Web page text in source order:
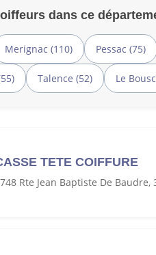
dans ce
Merignac (110) Pessac (75)
Talence (52) Le
TETE COIFFURE
Rte Jean Baptiste De Baudre,